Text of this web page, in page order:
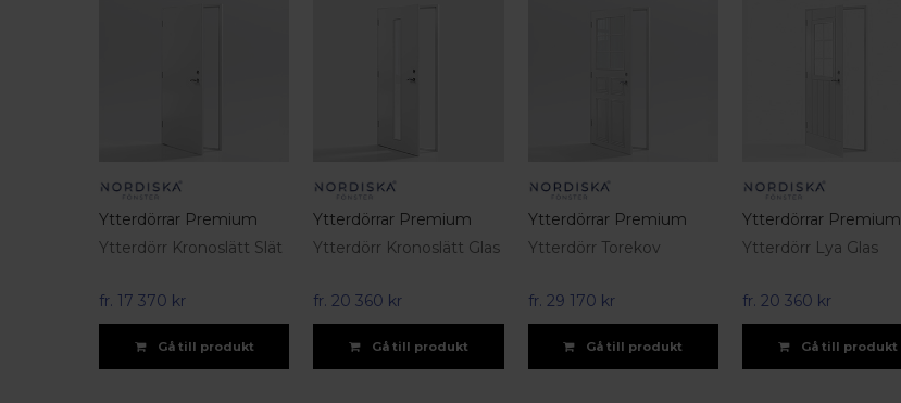
Ytterdörrar Premium
Ytterdörr Kronoslätt Slät
fr. 17 370 kr
Gå till produkt
Ytterdörrar Premium
Ytterdörr Kronoslätt Glas
fr.20 360 kr
Gå till produkt
Ytterdörrar Premium
Ytterdörr Torekov
fr. 29 170 kr
Gå till produkt
Ytterdörrar Premium
Ytterdörr Lya Glas
fr. 20 360 kr
Gå till produkt